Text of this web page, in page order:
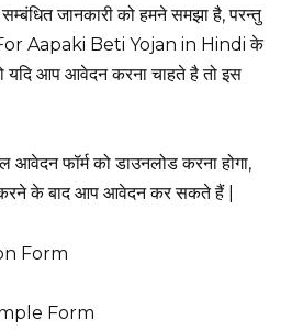
जानकारी को हमने समझा है, परन्तु
Aapaki Beti Yojan in Hindi के
यदि आप आवेदन करना चाहते है तो इस
फॉर्म को डाउनलोड करना होगा,
के बाद आप आवेदन कर सकते हैं |
Form
Form